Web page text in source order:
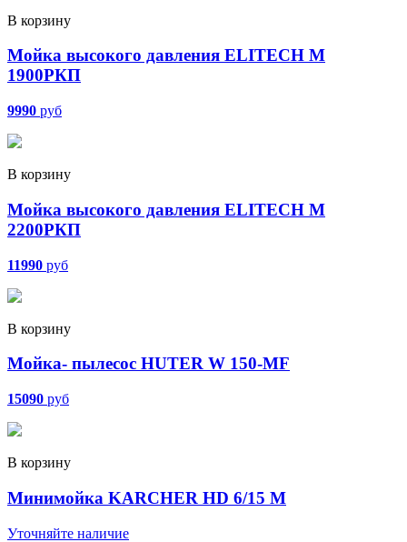
В корзину
Мойка высокого давления ELITECH М
1900РКП
9990 руб
В корзину
Мойка высокого давления ELITECH М
2200РКП
11990 руб
В корзину
Мойка- пылесос HUTER W 150-MF
15090 руб
В корзину
Минимойка KARCHER HD 6/15 M
Уточняйте наличие